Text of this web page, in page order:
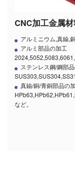
CNC加工金属
アルミニウム,真鍮,
アルミ部品の加工
ステンレス鋼/鋼部
真鍮/銅/青銅部品の
など。